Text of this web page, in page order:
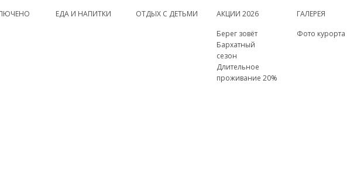
ЕДА И НАПИТКИ ОТДЫХ С ДЕТЬМИ
АКЦИИ 2026
Берег зовёт
Бархатный
сезон
Длительное
проживание 20%
ГАЛЕРЕЯ
Фото курорта